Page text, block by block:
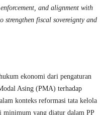
and alignment with
fiscal sovereignty and
ekonomi dari pengaturan
Asing (PMA) terhadap
konteks reformasi tata kelola
yang diatur dalam PP